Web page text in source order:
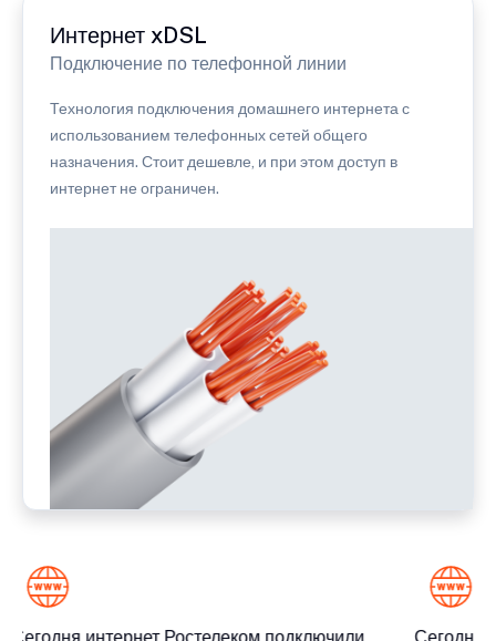
Интернет xDSL
Подключение по телефонной линии
Технология подключения домашнего интернета с
использованием телефонных сетей общего
назначения. Стоит дешевле, и при этом доступ в
интернет не ограничен.